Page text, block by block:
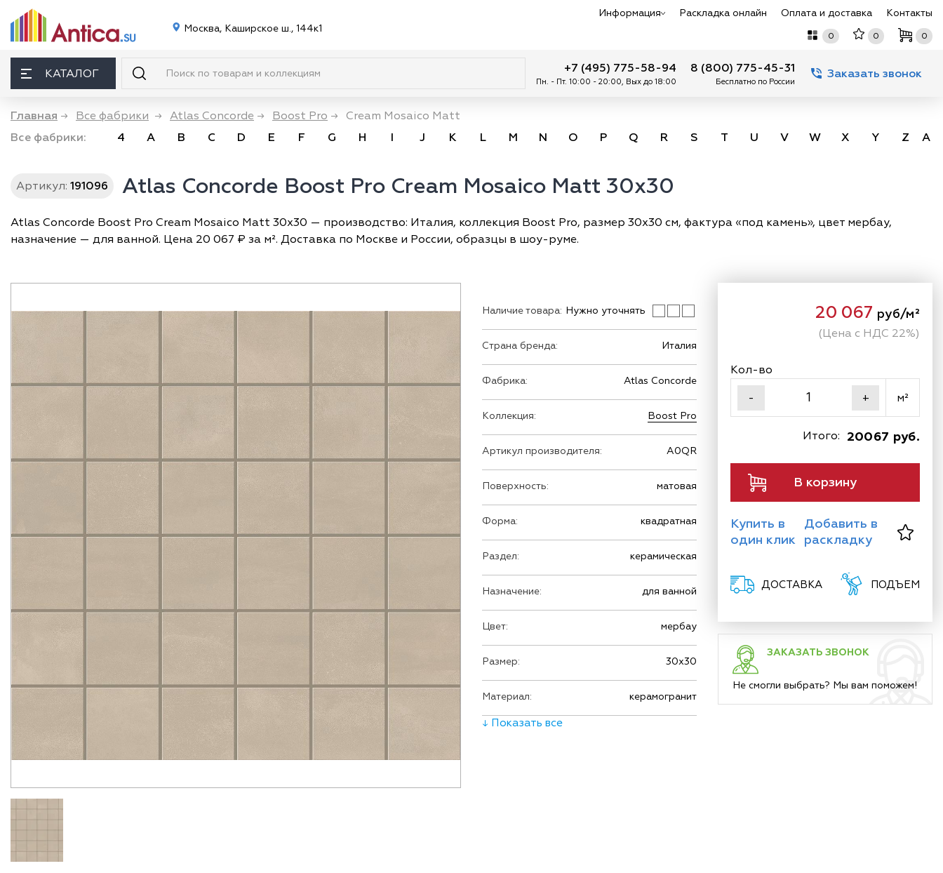
Москва, Каширское ш., 144к1
Информация Раскладка онлайн Оплата и доставка Контакты
0 0 0
КАТАЛОГ +7 (495) 775-58-94
Пн. - Пт. 10:00 - 20:00, Вых до 18:00
8 (800) 775-45-31
Бесплатно по России
Заказать звонок
Главная → Все фабрики → Atlas Concorde → Boost Pro → Cream Mosaico Matt
Все фабрики:
4 A B C D E F G H I J K L M N O P Q R S T U V W X Y Z А -
Артикул: 191096 Atlas Concorde Boost Pro Cream Mosaico Matt 30x30
Atlas Concorde Boost Pro Cream Mosaico Matt 30x30 — производство: Италия, коллекция Boost Pro, размер 30х30 см, фактура «под камень», цвет мербау,
назначение — для ванной. Цена 20 067 ₽ за м². Доставка по Москве и России, образцы в шоу-руме.
Наличие товара: Нужно уточнять
Страна бренда: Италия
Фабрика: Atlas Concorde
Коллекция: Boost Pro
Артикул производителя: A0QR
Поверхность: матовая
Форма: квадратная
Раздел: керамическая
Назначение: для ванной
Цвет: мербау
Размер: 30х30
Материал: керамогранит
↓ Показать все
20 067 руб/м²
(Цена с НДС 22%)
Кол-во
-
+ м²
20067 руб.
Итого:
В корзину
Купить в
один клик
Добавить в
раскладку
ДОСТАВКА ПОДЪЕМ
ЗАКАЗАТЬ ЗВОНОК
Не смогли выбрать? Мы вам поможем!